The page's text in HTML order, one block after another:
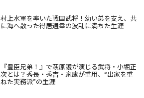
村上水軍を率いた戦国武将！幼い弟を支え、共
に海へ散った得居通幸の波乱に満ちた生涯
『豊臣兄弟！』で萩原護が演じる武将・小堀正
次とは？秀長・秀吉・家康が重用、“出家を重
ねた実務派”の生涯